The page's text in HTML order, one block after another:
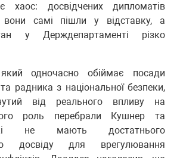
хаос: досвідчених дипломатів
вони самі пішли у відставку, а
у Держдепартаменті різко
одночасно обіймає посади
радника з національної безпеки,
від реального впливу на
роль перебрали Кушнер та
не мають достатнього
досвіду для врегулювання